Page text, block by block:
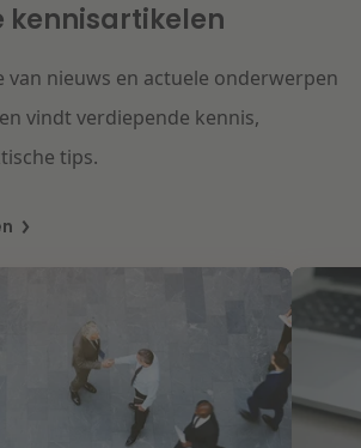
kennisartikelen
van nieuws en actuele onderwerpen
vindt verdiepende kennis,
tips.